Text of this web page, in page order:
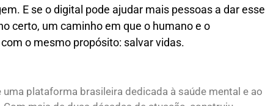
E se o digital pode ajudar mais pessoas a dar esse
certo, um caminho em que o humano e o
o mesmo propósito: salvar vidas.
plataforma brasileira dedicada à saúde mental e ao